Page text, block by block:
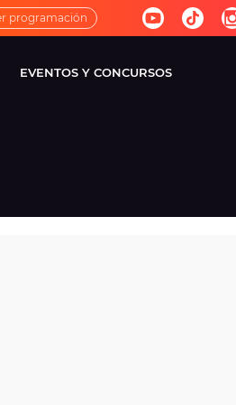
programación
EVENTOS Y CONCURSOS